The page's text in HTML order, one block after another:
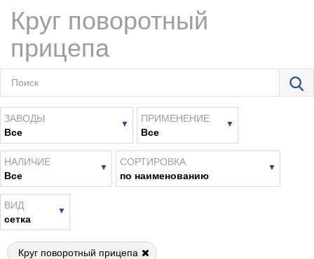
Круг поворотный
прицепа
ЗАВОДЫ
Все
ПРИМЕНЕНИЕ
Все
НАЛИЧИЕ
Все
СОРТИРОВКА
по наименованию
ВИД
сетка
Круг поворотный прицепа